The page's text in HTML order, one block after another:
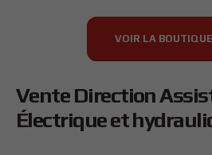
VOIR LA BOUTIQUE
Vente Direction
Électrique et